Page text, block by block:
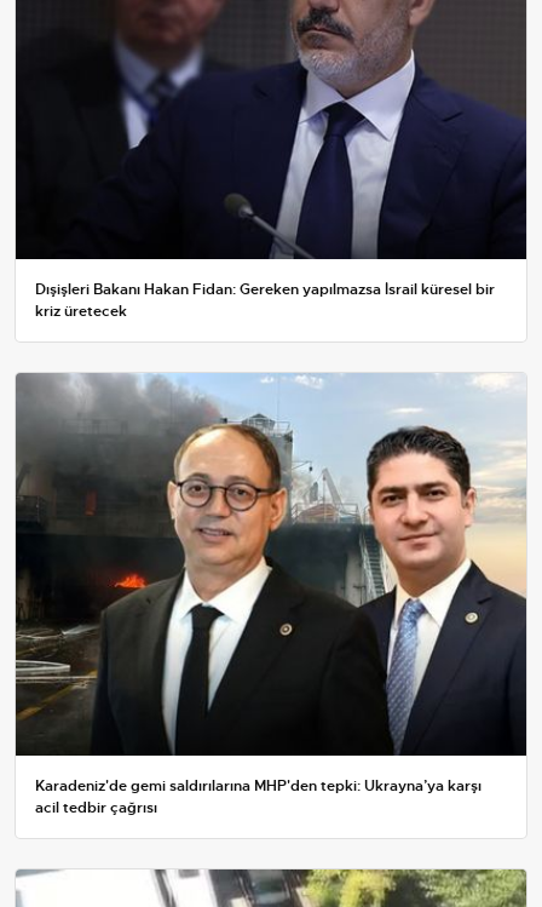
Dışişleri Bakanı Hakan Fidan: Gereken yapılmazsa İsrail küresel bir
kriz üretecek
Karadeniz'de gemi saldırılarına MHP'den tepki: Ukrayna’ya karşı
acil tedbir çağrısı